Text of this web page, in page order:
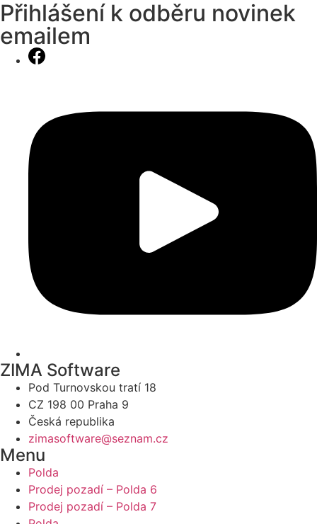
Přihlášení k odběru novinek
emailem
ZIMA Software
Pod Turnovskou tratí 18
CZ 198 00 Praha 9
Česká republika
zimasoftware@seznam.cz
Menu
Polda
Prodej pozadí – Polda 6
Prodej pozadí – Polda 7